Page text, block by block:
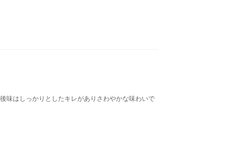
味はしっかりとしたキレがありさわやかな味わいで